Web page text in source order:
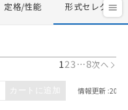
定格/性能 形式セレクタ
123…8次へ
カートに追加 情報更新 :